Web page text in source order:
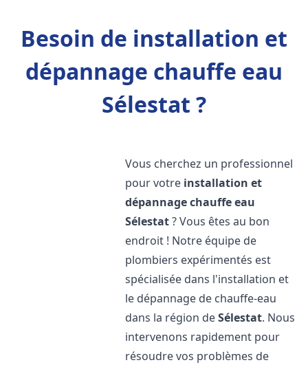
Besoin de installation et
dépannage chauffe eau
Sélestat ?
Vous cherchez un professionnel
pour votre installation et
dépannage chauffe eau
Sélestat? Vous êtes au bon
endroit ! Notre équipe de
plombiers expérimentés est
spécialisée dans l'installation et
le dépannage de chauffe-eau
dans la région deSélestat. Nous
intervenons rapidement pour
résoudre vos problèmes de